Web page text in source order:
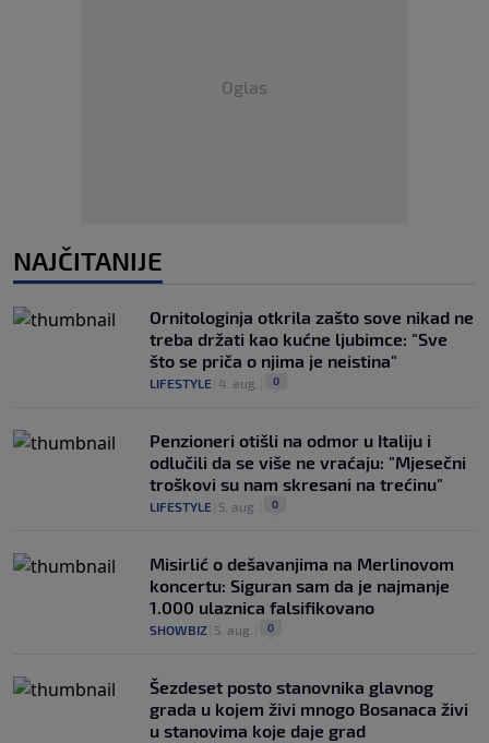
Oglas
NAJČITANIJE
Ornitologinja otkrila zašto sove nikad ne
treba držati kao kućne ljubimce: "Sve
što se priča o njima je neistina"
LIFESTYLE 4. aug. 0
Penzioneri otišli na odmor u Italiju i
odlučili da se više ne vraćaju: "Mjesečni
troškovi su nam skresani na trećinu"
LIFESTYLE 5. aug. 0
Misirlić o dešavanjima na Merlinovom
koncertu: Siguran sam da je najmanje
1.000 ulaznica falsifikovano
SHOWBIZ 5. aug. 0
Šezdeset posto stanovnika glavnog
grada u kojem živi mnogo Bosanaca živi
u stanovima koje daje grad